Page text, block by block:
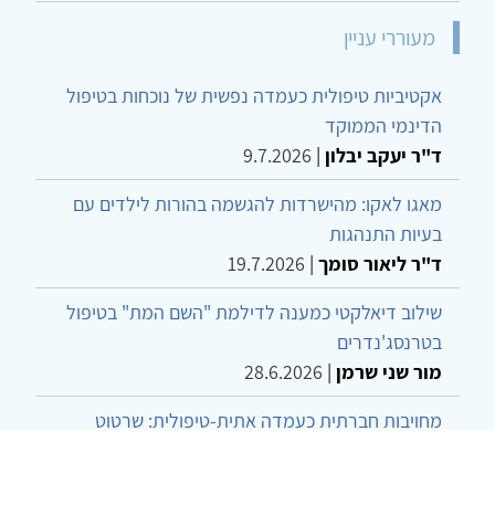
מעוררי עניין
אקטיביות טיפולית כעמדה נפשית של נוכחות בטיפול
הדינמי הממוקד
ד"ר יעקב יבלון |
9.7.2026
מאגו לאקו: מהישרדות להגשמה בהורות לילדים עם
בעיות התנהגות
ד"ר ליאור סומך |
19.7.2026
שילוב דיאלקטי כמענה לדילמת "השם המת" בטיפול
בטרנסג'נדרים
מור שני שרמן |
28.6.2026
מחויבות חברתית כעמדה אתית-טיפולית: שרטוט